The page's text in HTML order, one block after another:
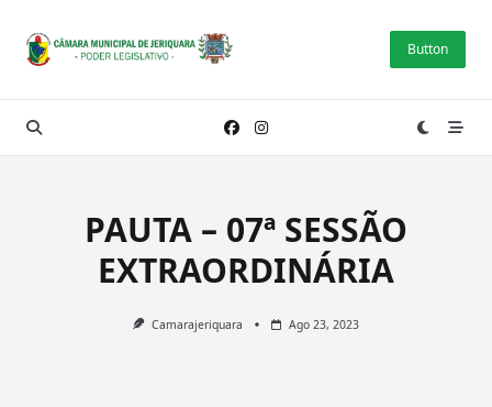
content
Button
PAUTA – 07ª SESSÃO
EXTRAORDINÁRIA
Camarajeriquara Ago 23, 2023